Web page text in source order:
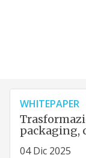
WHITEPAPER
packaging,
04 Dic 2025